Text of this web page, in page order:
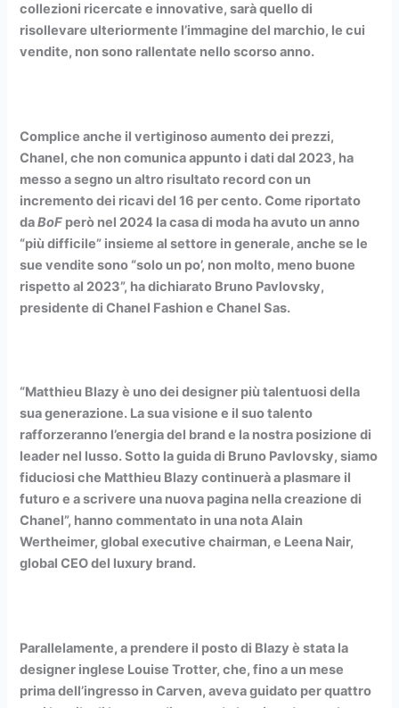
collezioni ricercate e innovative, sarà quello di
risollevare ulteriormente l’immagine del marchio, le cui
vendite, non sono rallentate nello scorso anno.
Complice anche il vertiginoso aumento dei prezzi,
Chanel, che non comunica appunto i dati dal 2023, ha
messo a segno un altro risultato record con un
incremento dei ricavi del 16 per cento. Come riportato
daBoF però nel 2024 la casa di moda ha avuto un anno
“più difficile” insieme al settore in generale, anche se le
sue vendite sono “solo un po’, non molto, meno buone
rispetto al 2023”, ha dichiarato Bruno Pavlovsky,
presidente di Chanel Fashion e Chanel Sas.
“Matthieu Blazy è uno dei designer più talentuosi della
sua generazione. La sua visione e il suo talento
rafforzeranno l’energia del brand e la nostra posizione di
leader nel lusso. Sotto la guida di Bruno Pavlovsky, siamo
fiduciosi che Matthieu Blazy continuerà a plasmare il
futuro e a scrivere una nuova pagina nella creazione di
Chanel”, hanno commentato in una nota Alain
Wertheimer, global executive chairman, e Leena Nair,
global CEO del luxury brand.
Parallelamente, a prendere il posto di Blazy è stata la
designer inglese Louise Trotter, che, fino a un mese
prima dell’ingresso in Carven, aveva guidato per quattro